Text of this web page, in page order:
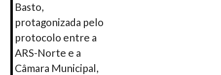
Basto,
protagonizada pelo
protocolo entre a
ARS-Norte e a
Câmara Municipal,